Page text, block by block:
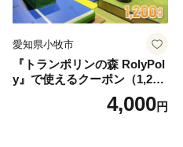
愛知県小牧市
『トランポリンの森 RolyPol
y』で使えるクーポン（1,200
4,000円